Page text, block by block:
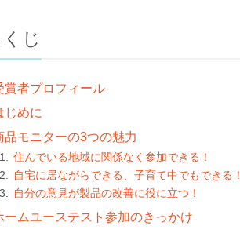
じ
賞者プロフィール
じめに
品モニターの3つの魅力
住んでいる地域に関係なく参加できる！
自宅に居ながらできる、子育て中でもできる！
自分の意見が製品の改善に役に立つ！
ームユーステスト参加のきっかけ